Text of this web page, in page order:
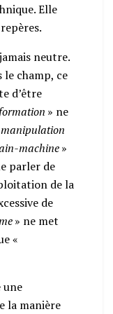
Elle
neutre.
champ, ce
d’être
» ne
manipulation
machine»
parler de
de la
de
» ne met
«
une
la manière